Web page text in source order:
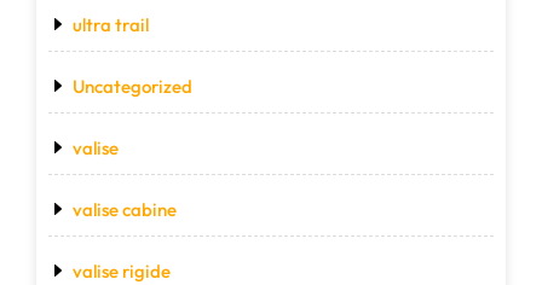
ultra trail
Uncategorized
valise
valise cabine
valise rigide